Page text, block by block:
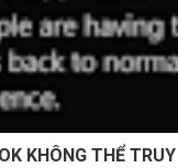
KHÔNG THỂ TRUY